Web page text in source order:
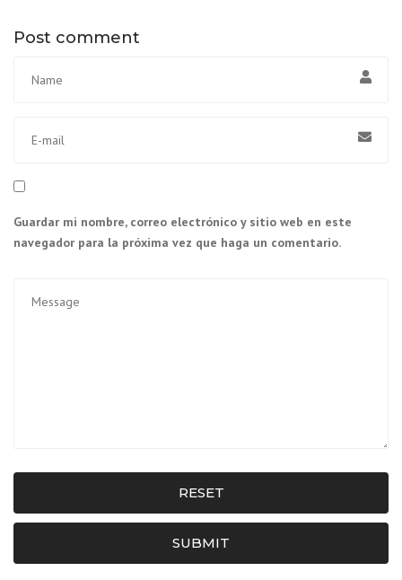
Post comment
Guardar mi nombre, correo electrónico y sitio web en este
navegador para la próxima vez que haga un comentario.
RESET
SUBMIT